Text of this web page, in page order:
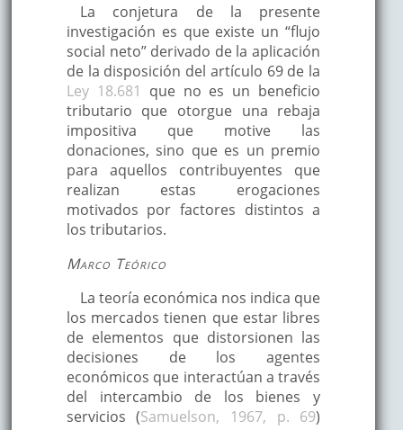
La conjetura de la presente
investigación es que existe un “flujo
social neto” derivado de la aplicación
de la disposición del artículo 69 de la
Ley 18.681 que no es un beneficio
tributario que otorgue una rebaja
impositiva que motive las
donaciones, sino que es un premio
para aquellos contribuyentes que
realizan estas erogaciones
motivados por factores distintos a
los tributarios.
Marco Teórico
La teoría económica nos indica que
los mercados tienen que estar libres
de elementos que distorsionen las
decisiones de los agentes
económicos que interactúan a través
del intercambio de los bienes y
servicios (Samuelson, 1967, p. 69)